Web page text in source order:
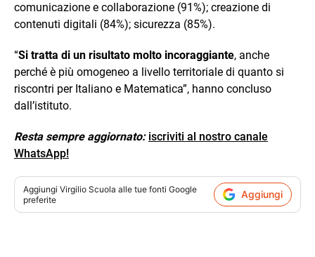
comunicazione e collaborazione (91%); creazione di
contenuti digitali (84%); sicurezza (85%).
“Si tratta di un risultato molto incoraggiante, anche
perché è più omogeneo a livello territoriale di quanto si
riscontri per Italiano e Matematica”, hanno concluso
dall’istituto.
Resta sempre aggiornato: iscriviti al nostro canale
WhatsApp!
Aggiungi Virgilio Scuola alle tue fonti Google
preferite
Aggiungi